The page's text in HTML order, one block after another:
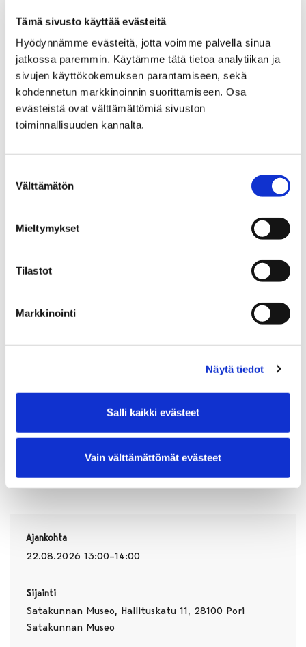
Tämä sivusto käyttää evästeitä
Hyödynnämme evästeitä, jotta voimme palvella sinua
jatkossa paremmin. Käytämme tätä tietoa analytiikan ja
sivujen käyttökokemuksen parantamiseen, sekä
kohdennetun markkinoinnin suorittamiseen. Osa
evästeistä ovat välttämättömiä sivuston
toiminnallisuuden kannalta.
valinta
Välttämätön
Mieltymykset
Tilastot
Markkinointi
Näytä tiedot
Salli kaikki evästeet
Vain välttämättömät evästeet
Mukaan opastukselle pääsee sisäänpääsymaksun hinnalla ja
(opiskelijakortilla) sekä Satakunnan Museon ystävät -
yhdistyksen jäsenet.
Elokuussa Viikinkien aikaan - Hallan tarina -opastukset
lauantaisin 1.8., 8.8., 15.8. ja 22.8. klo 13-14
Ajankohta
22.08.2026 13:00–14:00
Sijainti
Satakunnan Museo, Hallituskatu 11, 28100 Pori
Satakunnan Museo